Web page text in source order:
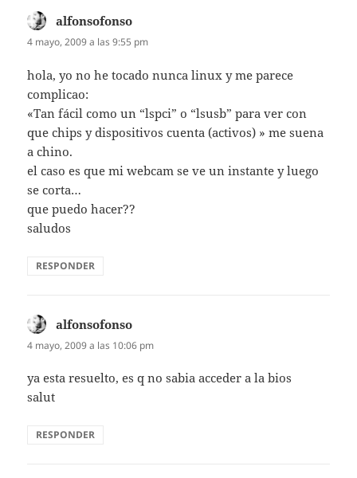
alfonsofonso
4 mayo, 2009 a las 9:55 pm
hola, yo no he tocado nunca linux y me parece
complicao:
«Tan fácil como un “lspci” o “lsusb” para ver con
que chips y dispositivos cuenta (activos) » me suena
a chino.
el caso es que mi webcam se ve un instante y luego
se corta…
que puedo hacer??
saludos
RESPONDER
alfonsofonso
4 mayo, 2009 a las 10:06 pm
ya esta resuelto, es q no sabia acceder a la bios
salut
RESPONDER